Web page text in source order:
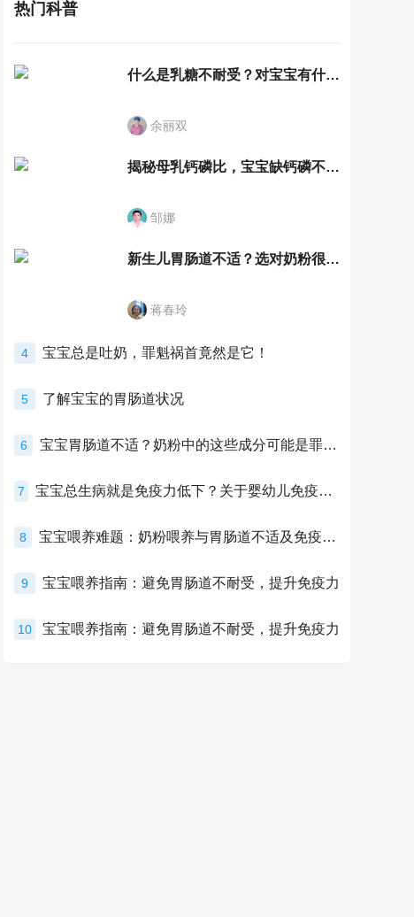
热门科普
什么是乳糖不耐受？对宝宝有什么影响？
余丽双
揭秘母乳钙磷比，宝宝缺钙磷不再愁
邹娜
新生儿胃肠道不适？选对奶粉很重要！
蒋春玲
4 宝宝总是吐奶，罪魁祸首竟然是它！
5 了解宝宝的胃肠道状况
6 宝宝胃肠道不适？奶粉中的这些成分可能是罪魁祸首！
7 宝宝总生病就是免疫力低下？关于婴幼儿免疫力的真相，家长必须了解！
8 宝宝喂养难题：奶粉喂养与胃肠道不适及免疫力提升的奥秘
9 宝宝喂养指南：避免胃肠道不耐受，提升免疫力
10 宝宝喂养指南：避免胃肠道不耐受，提升免疫力